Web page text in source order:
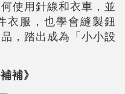
使用針線和衣車，並
衣服，也學會縫製鈕
，踏出成為「小小設
補》